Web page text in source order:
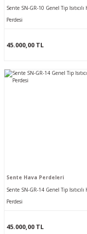
Sente SN-GR-10 Genel Tip Isıtıcılı
Perdesi
45.000,00 TL
Sente Hava Perdeleri
Sente SN-GR-14 Genel Tip Isıtıcılı
Perdesi
45.000,00 TL